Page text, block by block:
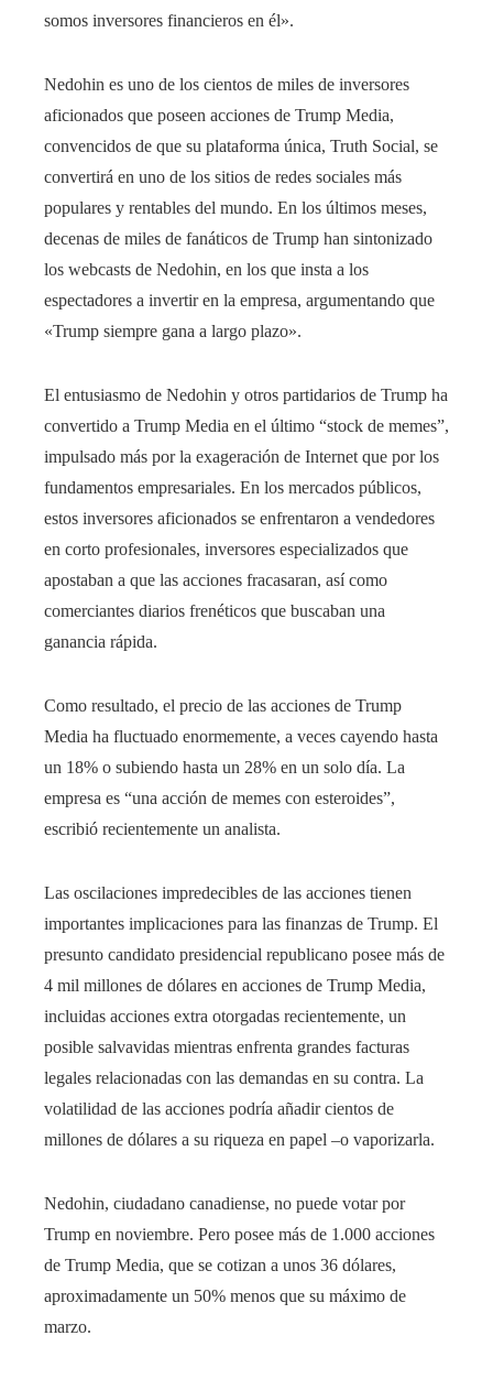
somos inversores financieros en él».
Nedohin es uno de los cientos de miles de inversores
aficionados que poseen acciones de Trump Media,
convencidos de que su plataforma única, Truth Social, se
convertirá en uno de los sitios de redes sociales más
populares y rentables del mundo. En los últimos meses,
decenas de miles de fanáticos de Trump han sintonizado
los webcasts de Nedohin, en los que insta a los
espectadores a invertir en la empresa, argumentando que
«Trump siempre gana a largo plazo».
El entusiasmo de Nedohin y otros partidarios de Trump ha
convertido a Trump Media en el último “stock de memes”,
impulsado más por la exageración de Internet que por los
fundamentos empresariales. En los mercados públicos,
estos inversores aficionados se enfrentaron a vendedores
en corto profesionales, inversores especializados que
apostaban a que las acciones fracasaran, así como
comerciantes diarios frenéticos que buscaban una
ganancia rápida.
Como resultado, el precio de las acciones de Trump
Media ha fluctuado enormemente, a veces cayendo hasta
un 18% o subiendo hasta un 28% en un solo día. La
empresa es “una acción de memes con esteroides”,
escribió recientemente un analista.
Las oscilaciones impredecibles de las acciones tienen
importantes implicaciones para las finanzas de Trump. El
presunto candidato presidencial republicano posee más de
4 mil millones de dólares en acciones de Trump Media,
incluidas acciones extra otorgadas recientemente, un
posible salvavidas mientras enfrenta grandes facturas
legales relacionadas con las demandas en su contra. La
volatilidad de las acciones podría añadir cientos de
millones de dólares a su riqueza en papel –o vaporizarla.
Nedohin, ciudadano canadiense, no puede votar por
Trump en noviembre. Pero posee más de 1.000 acciones
de Trump Media, que se cotizan a unos 36 dólares,
aproximadamente un 50% menos que su máximo de
marzo.